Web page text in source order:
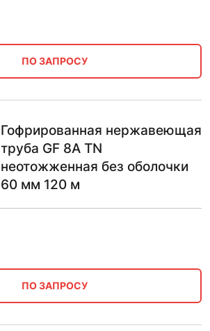
ПО ЗАПРОСУ
Гофрированная нержавеющая
труба GF 8А TN
неотожженная без оболочки
60 мм 120 м
ПО ЗАПРОСУ